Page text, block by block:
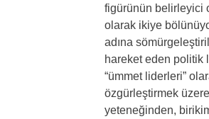
figürünün belirleyici
olarak ikiye
adına
hareket eden politik
“ümmet liderleri”
özgürleştirmek
yeteneğinden,